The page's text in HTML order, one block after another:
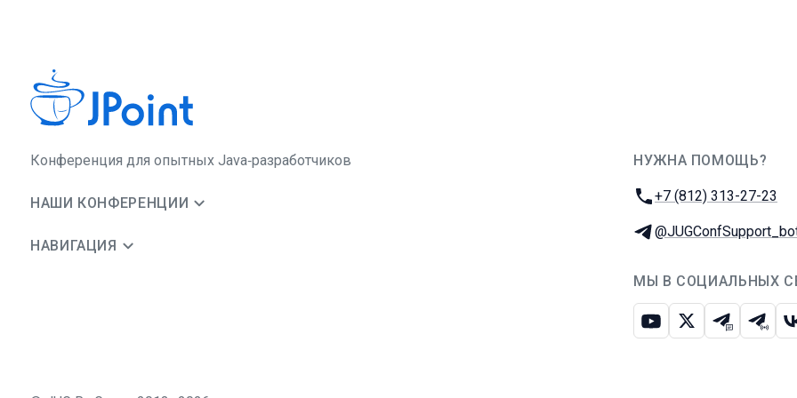
Конференция для опытных Java‑разработчиков
НАШИ КОНФЕРЕНЦИИ
НАВИГАЦИЯ
НУЖНА ПОМОЩЬ?
Телефон:
+7 (812) 313-27-23
Телеграм:
МЫ В СОЦИАЛЬНЫХ
ЮтубИкс Телеграм-